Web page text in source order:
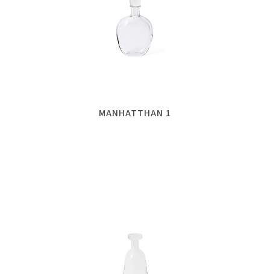
MANHATTHAN 1